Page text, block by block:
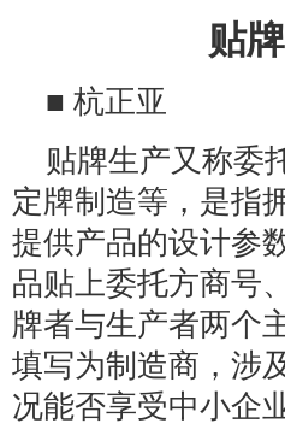
贴
■ 杭正亚
贴牌生产又称委
定牌制造等，是指
提供产品的设计参
品贴上委托方商号
牌者与生产者两个
填写为制造商，涉
况能否享受中小企